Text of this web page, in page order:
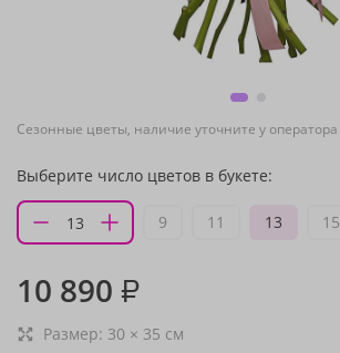
Сезонные цветы, наличие уточните у оператора
Выберите число цветов в букете:
9 11 13 15
10 890 ₽
Размер: 30 × 35 см